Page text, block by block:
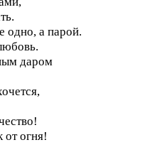
одно, а парой.
даром
от огня!